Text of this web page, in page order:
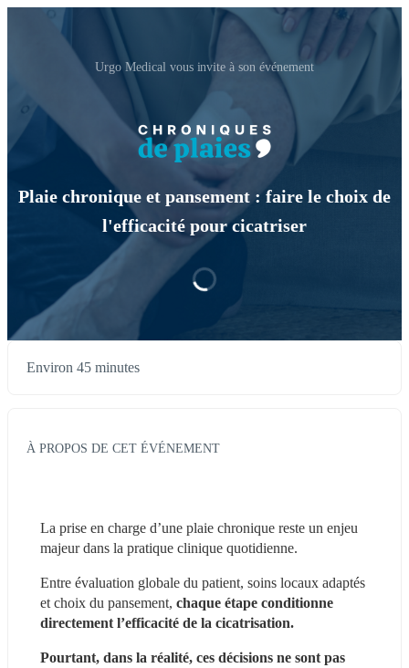
Urgo Medical vous invite à son événement
Plaie chronique et pansement : faire le choix de
l'efficacité pour cicatriser
Environ 45 minutes
À PROPOS DE CET ÉVÉNEMENT
La prise en charge d’une plaie chronique reste un enjeu
majeur dans la pratique clinique quotidienne.
Entre évaluation globale du patient, soins locaux adaptés
et choix du pansement, chaque étape conditionne
directement l’efficacité de la cicatrisation.
Pourtant, dans la réalité, ces décisions ne sont pas